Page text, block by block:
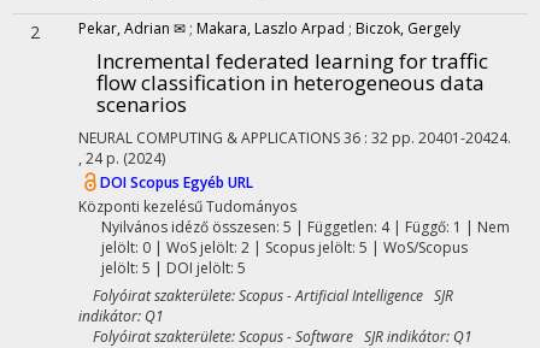
2 Pekar, Adrian ✉ ; Makara, Laszlo Arpad ; Biczok, Gergely
Incremental federated learning for traffic
flow classification in heterogeneous data
scenarios
NEURAL COMPUTING & APPLICATIONS36 : 32 pp. 20401-20424.
, 24 p. (2024)
DOIScopus Egyéb URL
Központi kezelésűTudományos
Nyilvános idéző összesen: 5 | Független: 4 | Függő: 1 | Nem
jelölt: 0 | WoS jelölt: 2 | Scopus jelölt: 5 | WoS/Scopus
jelölt: 5 | DOI jelölt: 5
Folyóirat szakterülete: Scopus - Artificial Intelligence SJR
indikátor: Q1
Folyóirat szakterülete: Scopus - Software SJR indikátor: Q1